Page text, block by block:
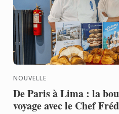
NOUVELLE
De Paris à Lima : la
voyage avec le Chef